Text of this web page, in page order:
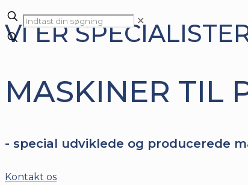
✕
VI ER
MASKINER TIL
- special udviklede og producerede
Kontakt os